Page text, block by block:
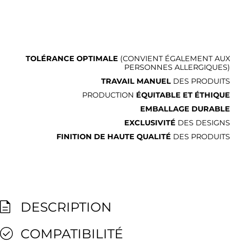
TOLÉRANCE OPTIMALE (CONVIENT ÉGALEMENT AUX
PERSONNES ALLERGIQUES)
TRAVAIL MANUEL DES PRODUITS
PRODUCTION ÉQUITABLE ET ÉTHIQUE
EMBALLAGE DURABLE
EXCLUSIVITÉ DES DESIGNS
FINITION DE HAUTE QUALITÉ DES PRODUITS
DESCRIPTION
COMPATIBILITÉ